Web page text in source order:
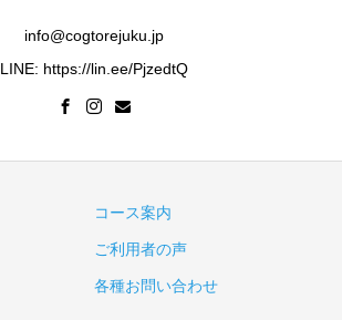
info@cogtorejuku.jp
LINE: https://lin.ee/PjzedtQ
コース案内
ご利用者の声
各種お問い合わせ